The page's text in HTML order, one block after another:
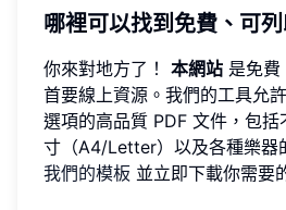
哪裡可以找到免費、可
你來對地方了！ 本網站 是免費
首要線上資源。我們的工具允
選項的高品質 PDF 文件，包括
寸（A4/Letter）以及各種樂器
我們的模板 並立即下載你需要